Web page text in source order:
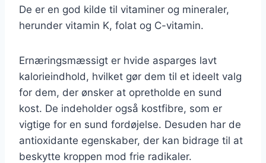
De er en god kilde til vitaminer og mineraler,
herunder vitamin K, folat og C-vitamin.
Ernæringsmæssigt er hvide asparges lavt
kalorieindhold, hvilket gør dem til et ideelt valg
for dem, der ønsker at opretholde en sund
kost. De indeholder også kostfibre, som er
vigtige for en sund fordøjelse. Desuden har de
antioxidante egenskaber, der kan bidrage til at
beskytte kroppen mod frie radikaler.